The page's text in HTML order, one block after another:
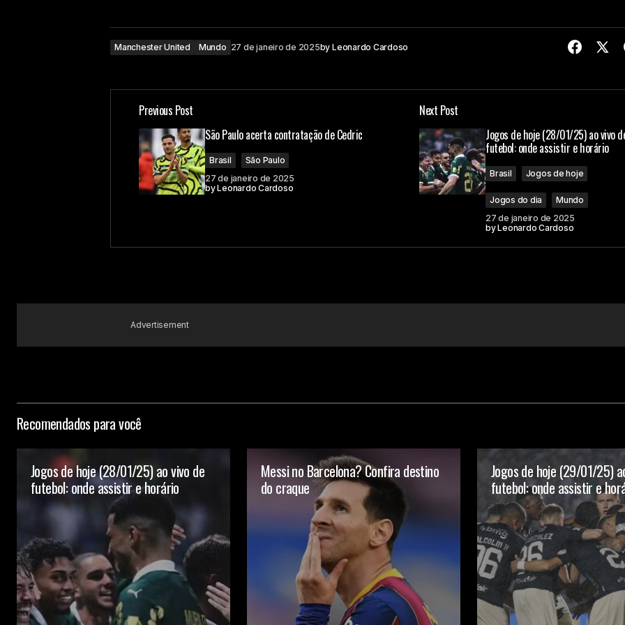
Manchester United Mundo 27 de janeiro de 2025by Leonardo Cardoso
Previous Post
São Paulo acerta contratação de Cedric
Brasil
São Paulo
27 de janeiro de 2025
byLeonardo Cardoso
Next Post
Jogos de hoje (28/01/25) ao vivo
futebol: onde assistir e horário
Brasil Jogos de hoje
Jogos do dia
Mundo
27 de janeiro de 2025
byLeonardo Cardoso
Advertisement
Recomendados para você
Jogos de hoje (28/01/25) ao vivo de
futebol: onde assistir e horário
Messi no Barcelona? Confira destino
do craque
Jogos de hoje (29/01/25)
futebol: onde assistir e